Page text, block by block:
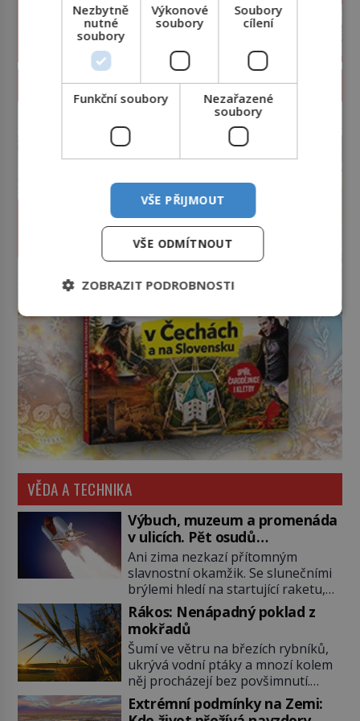
PROLISTOVAT ČASOPIS
VĚDA A TECHNIKA
Výbuch, muzeum a promenáda
v ulicích. Pět osudů
nejslavnějších raketoplánů
Ani zima nezkazí přítomným
slavnostní okamžik. Se slunečními
brýlemi hledí na startující raketu,
která má do vesmíru vynést kromě
posádky také obyčejnou učitelku.
Po několika sekundách všem
ztuhnou úsměvy, stroj totiž
exploduje. Jejich konstrukce není
z levného kraje, daňové poplatníky
stojí miliardy dolarů. Na druhou
Rákos: Nenápadný poklad z
mokřadů
Šumí ve větru na březích rybníků,
ukrývá vodní ptáky a mnozí kolem
něj procházejí bez povšimnutí.
Přesto právě rákos pomáhal stavět
domy, vyrábět lodě, zapisovat první
Extrémní podmínky na Zemi:
Nezbytně
nutné
soubory
Výkonové
soubory
Soubory
cílení
Funkční soubory
Nezařazené
soubory
VŠE PŘIJMOUT
VŠE ODMÍTNOUT
ZOBRAZIT PODROBNOSTI